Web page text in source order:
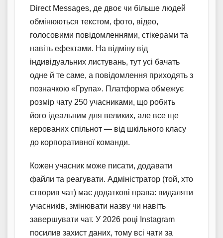
Direct Messages, де двоє чи більше людей
обмінюються текстом, фото, відео,
голосовими повідомленнями, стікерами та
навіть ефектами. На відміну від
індивідуальних листувань, тут усі бачать
одне й те саме, а повідомлення приходять з
позначкою «Група». Платформа обмежує
розмір чату 250 учасниками, що робить
його ідеальним для великих, але все ще
керованих спільнот — від шкільного класу
до корпоративної команди.
Кожен учасник може писати, додавати
файли та реагувати. Адміністратор (той, хто
створив чат) має додаткові права: видаляти
учасників, змінювати назву чи навіть
завершувати чат. У 2026 році Instagram
посилив захист даних, тому всі чати за